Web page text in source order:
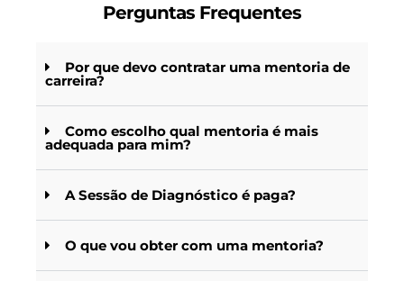
Perguntas Frequentes
Por que devo contratar uma mentoria de
carreira?
Como escolho qual mentoria é mais
adequada para mim?
A Sessão de Diagnóstico é paga?
O que vou obter com uma mentoria?